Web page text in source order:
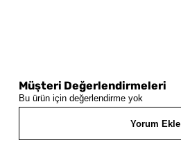
Müşteri Değerlendirmeleri
Bu ürün için değerlendirme yok
Yorum Ekle